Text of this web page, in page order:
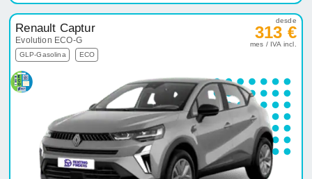
Renault Captur
Evolution ECO-G
GLP-Gasolina ECO
desde
313 €
mes / IVA incl.